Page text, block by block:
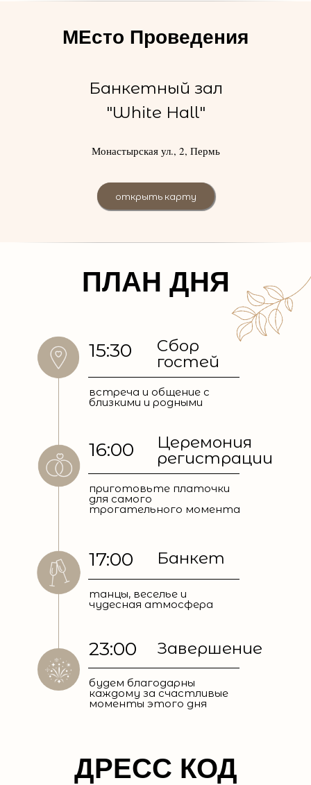
открыть карту
МЕсто Проведения
Банкетный зал
"White Hall"
Монастырская ул., 2, Пермь
ПЛАН ДНЯ
15:30
Сбор
гостей
встреча и общение с
близкими и родными
16:00
Церемония
регистрации
приготовьте платочки
для самого
трогательного момента
17:00 Банкет
танцы, веселье и
чудесная атмосфера
23:00 Завершение
будем благодарны
каждому за счастливые
моменты этого дня
ДРЕСС КОД